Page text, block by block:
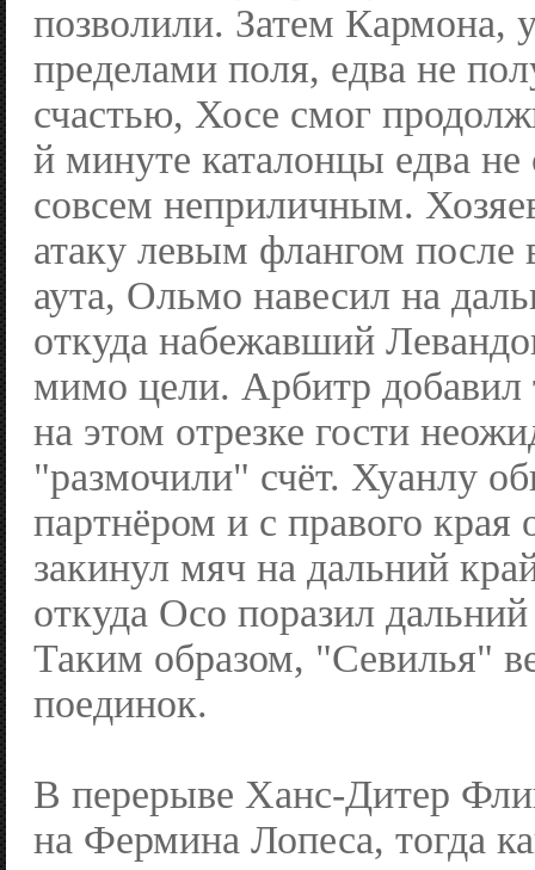
позволили. Затем Кармона,
пределами поля, едва не
счастью, Хосе смог
й минуте каталонцы едва не
совсем неприличным.
атаку левым флангом после
аута, Ольмо навесил на
откуда набежавший
мимо цели. Арбитр
на этом отрезке гости
"размочили" счёт. Хуанлу
партнёром и с правого края
закинул мяч на дальний
откуда Осо поразил
Таким образом, "Севилья"
поединок.
В перерыве Ханс-Дитер
на Фермина Лопеса, тогда